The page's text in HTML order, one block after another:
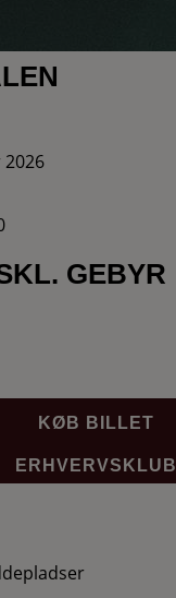
GEBYR
KØB BILLET
ERHVERVSKLUB